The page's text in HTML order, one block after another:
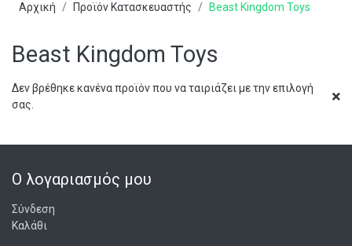
Αρχική Προϊόν Κατασκευαστής Beast Kingdom Toys
Beast Kingdom Toys
Δεν βρέθηκε κανένα προϊόν που να ταιριάζει με την επιλογή
σας.
Ο λογαριασμός μου
Σύνδεση
Καλάθι